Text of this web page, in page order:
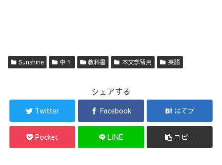
Sunshine 中１ 教科書 本文学習用 英語
シェアする
Twitter Facebook はてブ
Pocket LINE コピー